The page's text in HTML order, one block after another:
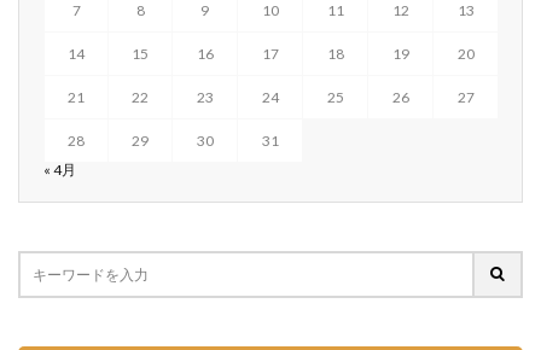
7 8 9 10 11 12 13
14 15 16 17 18 19 20
21 22 23 24 25 26 27
28 29 30
31
« 4月